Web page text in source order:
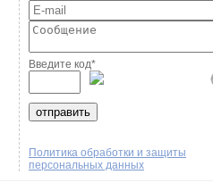
Введите код*
Политика обработки и защиты
персональных данных